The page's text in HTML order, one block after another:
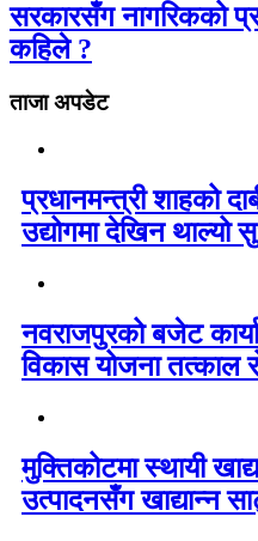
सरकारसँग नागरिकको
कहिले ?
ताजा अपडेट
प्रधानमन्त्री शाहको
उद्योगमा देखिन थाल्यो
नवराजपुरको बजेट
विकास योजना तत्काल
मुक्तिकोटमा स्थायी
उत्पादनसँग खाद्यान्न